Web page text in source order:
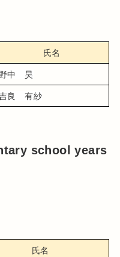
氏名
野中　昊
良　有紗
school years
氏名